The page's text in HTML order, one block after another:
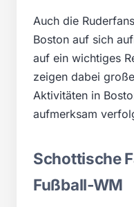
Auch die
Boston auf sich
auf ein wichtiges
zeigen dabei
Aktivitäten in
aufmerksam
Schottische
Fußball-WM